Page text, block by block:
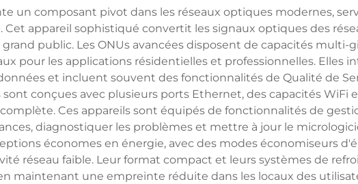
un composant pivot dans les réseaux optiques modernes,
appareil sophistiqué convertit les signaux optiques des
public. Les ONUs avancées disposent de capacités multi-
pour les applications résidentielles et professionnelles. Elles
et incluent souvent des fonctionnalités de Qualité de
conçues avec plusieurs ports Ethernet, des capacités WiFi
Ces appareils sont équipés de fonctionnalités de
diagnostiquer les problèmes et mettre à jour le
économes en énergie, avec des modes économiseurs
réseau faible. Leur format compact et leurs systèmes de
maintenant une empreinte réduite dans les locaux des